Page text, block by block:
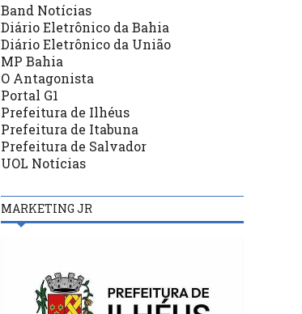
Band Notícias
Diário Eletrônico da Bahia
Diário Eletrônico da União
MP Bahia
O Antagonista
Portal G1
Prefeitura de Ilhéus
Prefeitura de Itabuna
Prefeitura de Salvador
UOL Notícias
MARKETING JR